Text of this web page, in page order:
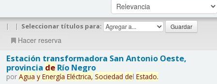
| | Seleccionar títulos para:
Hacer reserva
Estación transformadora San Antonio Oeste,
provincia deRío Negro
por Agua y Energía Eléctrica, Sociedad del Estado.